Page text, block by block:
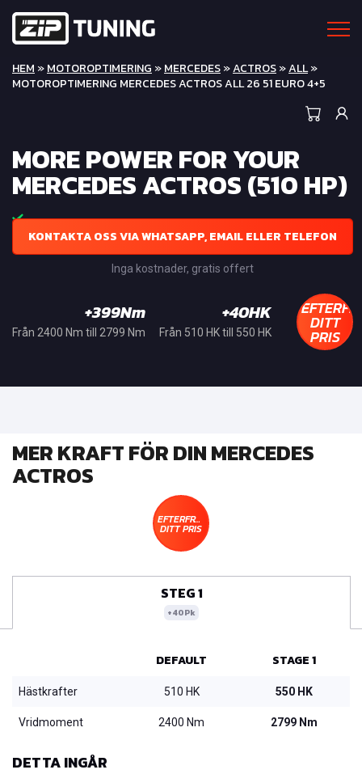
HEM »MOTOROPTIMERING »MERCEDES»ACTROS»ALL»
MOTOROPTIMERING MERCEDES ACTROS ALL 26 51 EURO 4+5
MORE POWER FOR YOUR
MERCEDES ACTROS (510 HP)
KONTAKTA OSS VIA WHATSAPP, EMAIL ELLER TELEFON
Inga kostnader, gratis offert
+399Nm
Från 2400 Nm till 2799 Nm
+40HK
Från 510 HK till 550 HK DITT
PRIS
MER KRAFT FÖR DIN MERCEDES
ACTROS
EFTERFRÅGA
DITT PRIS
STEG 1
+40Pk
DEFAULT STAGE 1
Hästkrafter 510 HK 550 HK
Vridmoment 2400 Nm 2799 Nm
DETTA INGÅR